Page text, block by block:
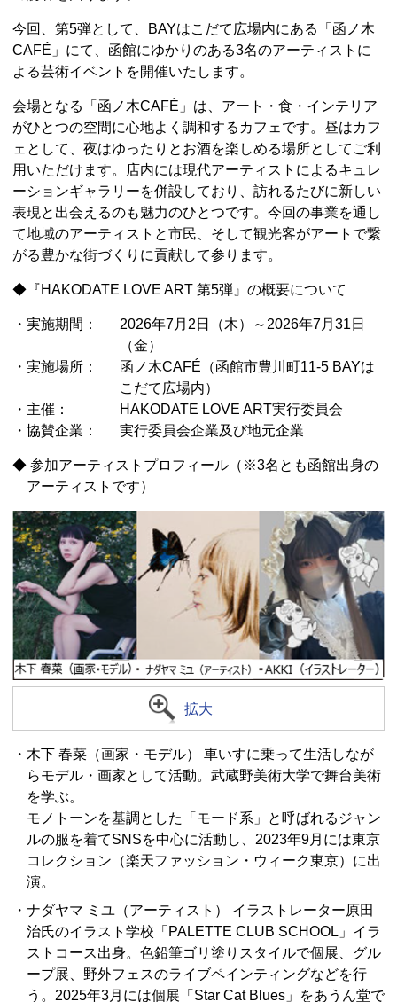
今回、第5弾として、BAYはこだて広場内にある「函ノ木
CAFÉ」にて、函館にゆかりのある3名のアーティストに
よる芸術イベントを開催いたします。
会場となる「函ノ木CAFÉ」は、アート・食・インテリア
がひとつの空間に心地よく調和するカフェです。昼はカフ
ェとして、夜はゆったりとお酒を楽しめる場所としてご利
用いただけます。店内には現代アーティストによるキュレ
ーションギャラリーを併設しており、訪れるたびに新しい
表現と出会えるのも魅力のひとつです。今回の事業を通し
て地域のアーティストと市民、そして観光客がアートで繋
がる豊かな街づくりに貢献して参ります。
◆『HAKODATE LOVE ART 第5弾』の概要について
・実施期間：
2026年7月2日（木）～2026年7月31日
（金）
・実施場所：
函ノ木CAFÉ（函館市豊川町11-5 BAYは
こだて広場内）
・主催：
HAKODATE LOVE ART実行委員会
・協賛企業：
実行委員会企業及び地元企業
◆ 参加アーティストプロフィール（※3名とも函館出身の
アーティストです）
拡大
・木下 春菜（画家・モデル） 車いすに乗って生活しなが
らモデル・画家として活動。武蔵野美術大学で舞台美術
を学ぶ。
モノトーンを基調とした「モード系」と呼ばれるジャン
ルの服を着てSNSを中心に活動し、2023年9月には東京
コレクション（楽天ファッション・ウィーク東京）に出
演。
・ナダヤマ ミユ（アーティスト） イラストレーター原田
治氏のイラスト学校「PALETTE CLUB SCHOOL」イラ
ストコース出身。色鉛筆ゴリ塗りスタイルで個展、グル
ープ展、野外フェスのライブペインティングなどを行
う。2025年3月には個展「Star Cat Blues」をあうん堂で